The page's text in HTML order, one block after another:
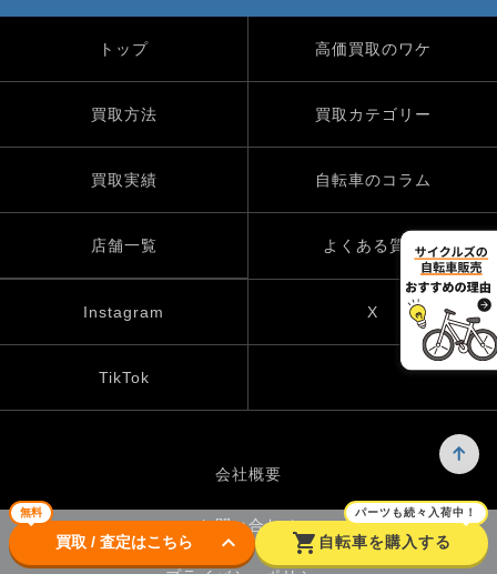
無料
買取 / 査定はこちら keyboard_arrow_down shopping_cart
パーツも続々入荷中！
自転車を購入する
トップ 高価買取のワケ
買取方法 買取カテゴリー
買取実績 自転車のコラム
店舗一覧 よくある質問
Instagram X
TikTok
会社概要
お問い合わせ